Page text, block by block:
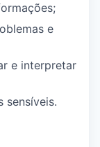
e
e interpretar
sensíveis.